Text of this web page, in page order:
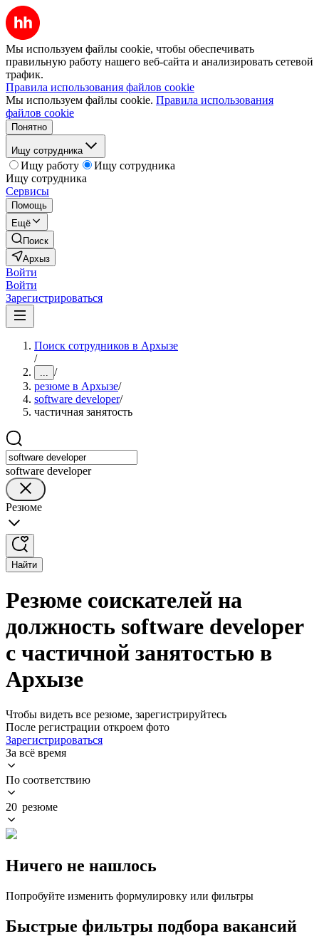
Мы используем файлы cookie, чтобы обеспечивать
правильную работу нашего веб-сайта и анализировать сетевой
трафик.
Правила использования файлов cookie
Мы используем файлы cookie. Правила использования
файлов cookie
Понятно
Ищу сотрудника
Ищу работу
Ищу сотрудника
Ищу сотрудника
Сервисы
Помощь
Ещё
Поиск
Архыз
Войти
Войти
Зарегистрироваться
Поиск сотрудников в Архызе
/
... /
резюме в Архызе/
software developer/
частичная занятость
software developer
Резюме
Найти
Резюме соискателей на
должность software developer
с частичной занятостью в
Архызе
Чтобы видеть все резюме, зарегистрируйтесь
После регистрации откроем фото
Зарегистрироваться
За всё время
По соответствию
20 резюме
Ничего не нашлось
Попробуйте изменить формулировку или фильтры
Быстрые фильтры подбора вакансий